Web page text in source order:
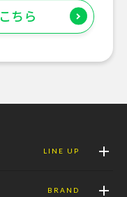
ちら
LINE UP
BRAND